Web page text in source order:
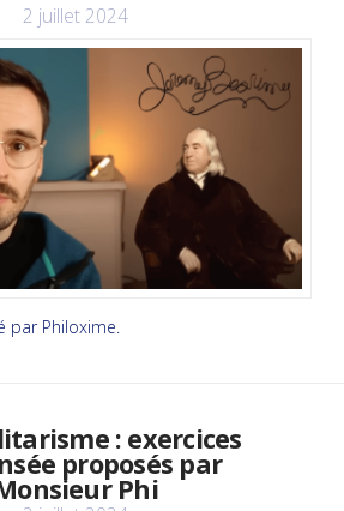
2 juillet 2024
par Philoxime.
: exercices
proposés par
Phi